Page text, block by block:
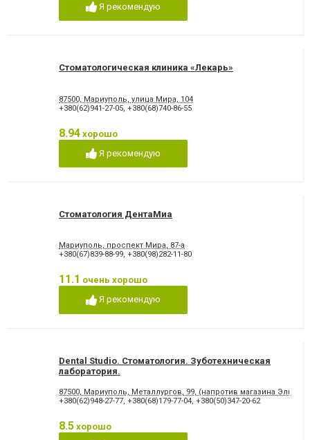
Я рекомендую
Стоматологическая клиника «Лекарь»
87500, Мариуполь, улица Мира, 104
+380(62)941-27-05, +380(68)740-86-55
8.94 хорошо
Я рекомендую
Стоматология ДентаМиа
Мариуполь, проспект Мира, 87-а
+380(67)839-88-99, +380(98)282-11-80
11.1 очень хорошо
Я рекомендую
Dental Studio. Cтоматология. Зуботехническая
лаборатория.
87500, Мариуполь, Металлургов, 99, (напротив магазина
+380(62)948-27-77, +380(68)179-77-04, +380(50)347-20-62
8.5 хорошо